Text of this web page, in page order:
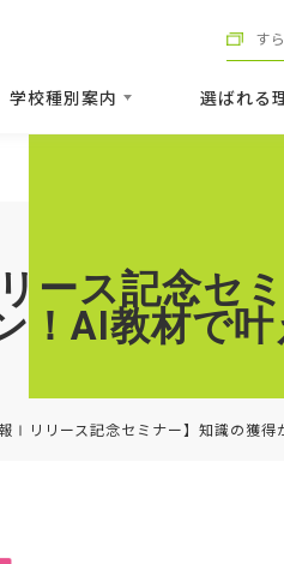
す
学校種別案内 選ばれる
リース記念
！AI教材で
報Ⅰリリース記念セミナー】知識の獲